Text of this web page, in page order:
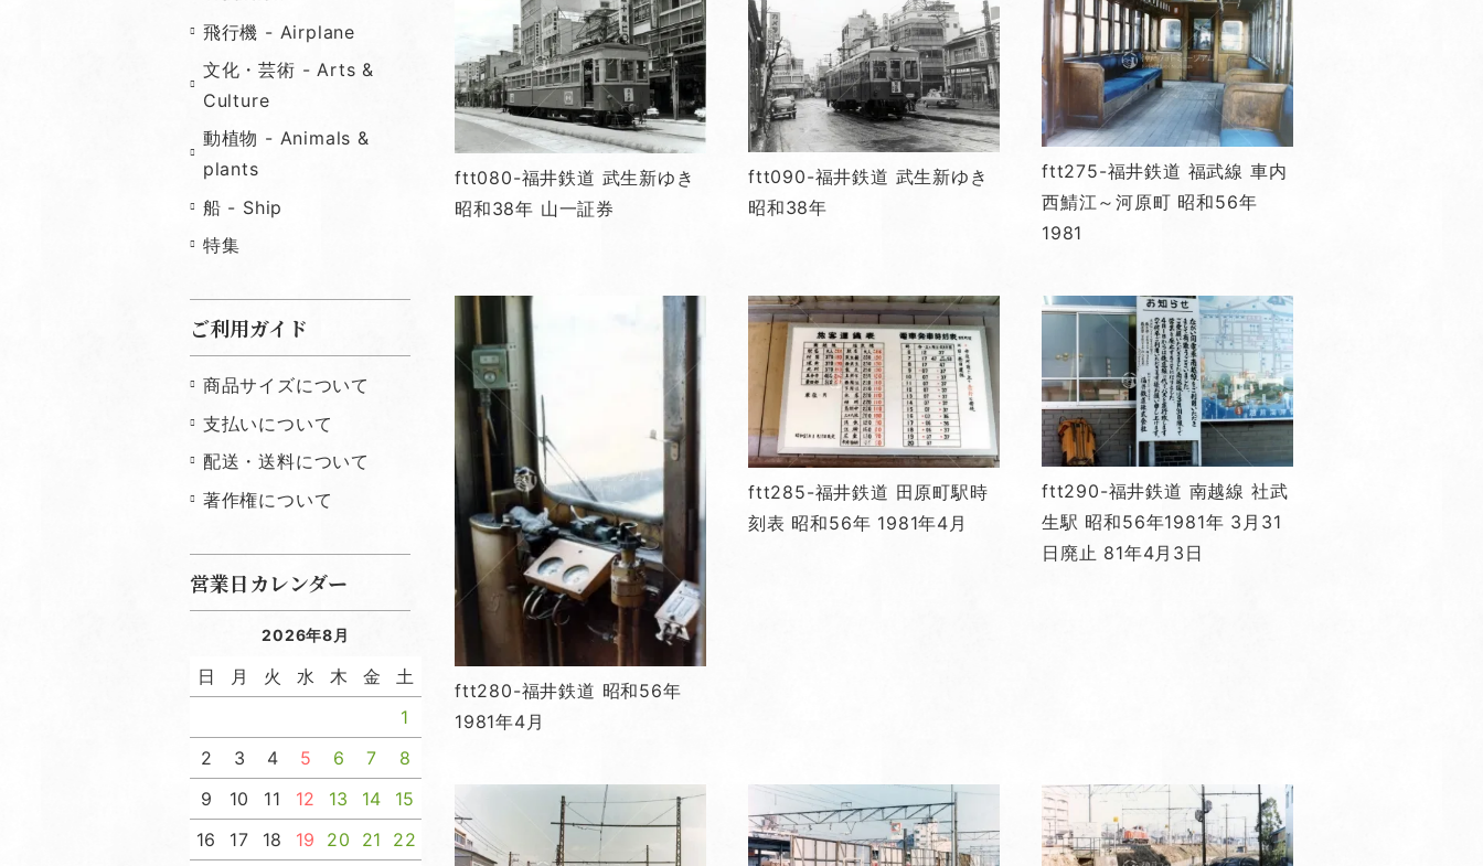
ftt080-福井鉄道 武生新ゆき
昭和38年 山一証券
ftt090-福井鉄道 武生新ゆき
昭和38年
ftt275-福井鉄道 福武線 車内
西鯖江～河原町 昭和56年
1981
ftt280-福井鉄道 昭和56年
1981年4月
ftt285-福井鉄道 田原町駅時
刻表 昭和56年 1981年4月
ftt290-福井鉄道 南越線 社武
生駅 昭和56年1981年 3月31
日廃止 81年4月3日
飛行機 - Airplane
文化・芸術 - Arts &
Culture
動植物 - Animals &
plants
船 - Ship
特集
ご利用ガイド
商品サイズについて
支払いについて
配送・送料について
著作権について
営業日カレンダー
2026年8月
日 月 火 水 木 金
土
1
2
3 4 5 6 7
8
9
10 11 12 13 14
15
16
17 18 19 20 21
22